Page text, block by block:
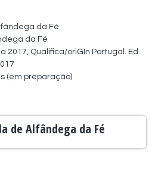
da Fé
da Fé
2017, Qualifica/oriGIn Portugal. Ed.
(em preparação)
de Alfândega da Fé